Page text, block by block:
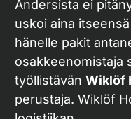
Andersista ei
uskoi aina
hänelle pakit
osakkeenomistaja
työllistävän Wiklöf
perustaja. Wiklöf